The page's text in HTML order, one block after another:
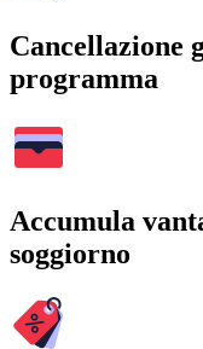
Cancellazione
programma
Accumula
soggiorno